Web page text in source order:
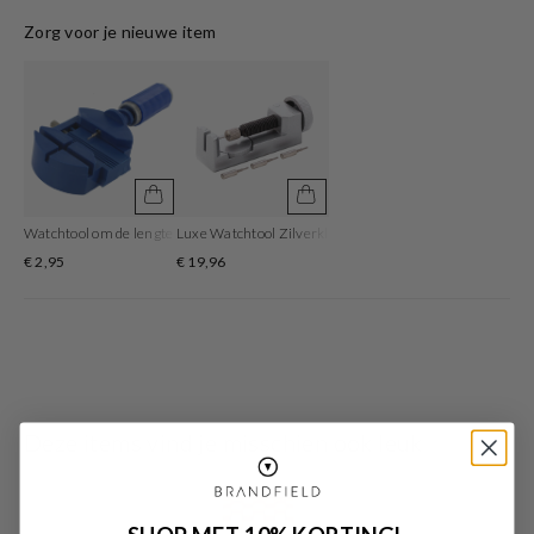
groen en is afgedekt met kwalitatief mineraalglas. De horlogekast is gemaakt
goud en heeft een breedte van 14 mm. De horlogeband is gemaakt van rvs .
Met dit prachtige horloge ben je elke dag op de hoogte van de juiste tijd!
Zorg voor je nieuwe item
Watchtool om de lengte van de horlogeband aan te passen
€ 2,95
Luxe Watchtool Zilverkleurig om je bandlengte aan te
€ 19,96